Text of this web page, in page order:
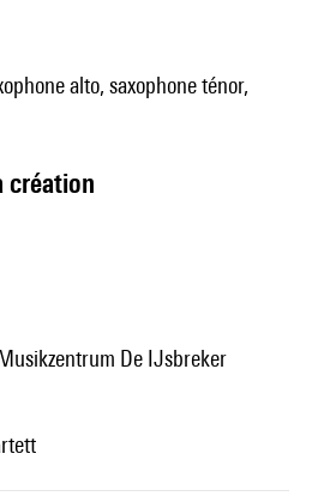
alto, saxophone ténor,
création
De IJsbreker